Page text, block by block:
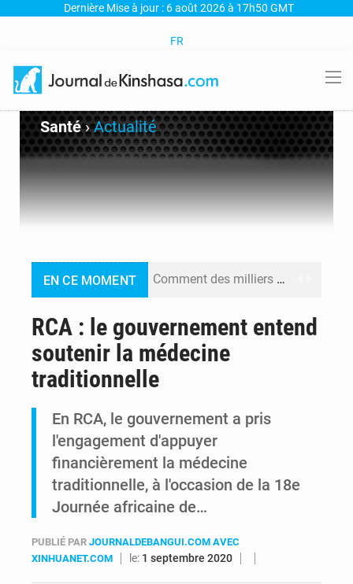
Dernière Mise à jour : 6 août 2026 à 17h50 GMT
FR
Santé›Actualité
EN CE MOMENT Comment des milliers d’Africains protègent et font fructifier leur argent avec l’USDT
RCA : le gouvernement entend
soutenir la médecine
traditionnelle
En RCA, le gouvernement a pris
l'engagement d'appuyer
financièrement la médecine
traditionnelle, à l'occasion de la 18e
Journée africaine de…
PUBLIÉ PAR JOURNALDEBANGUI.COM AVEC
XINHUANET.COM
le: 1 septembre 2020